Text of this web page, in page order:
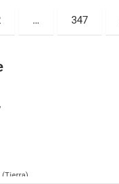
… 347
(Asfalto)